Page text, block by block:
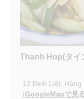
Thanh Hop(タイ
12 Đinh Liệt, Hàng
(GoogleMapで見